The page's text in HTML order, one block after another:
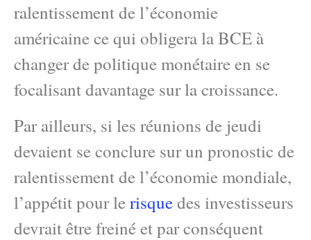
ralentissement de l’économie
américaine ce qui obligera la BCE à
changer de politique monétaire en se
focalisant davantage sur la croissance.
Par ailleurs, si les réunions de jeudi
devaient se conclure sur un pronostic de
ralentissement de l’économie mondiale,
l’appétit pour lerisquedes investisseurs
devrait être freiné et par conséquent